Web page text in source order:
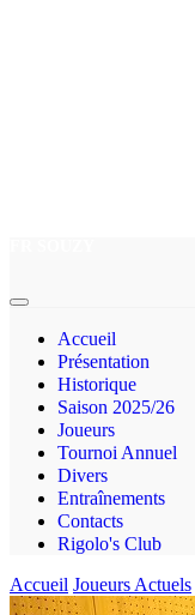
Accueil
Présentation
Historique
Saison 2025/26
Joueurs
Tournoi Annuel
Divers
Entraînements
Contacts
Rigolo's Club
Accueil Joueurs Actuels